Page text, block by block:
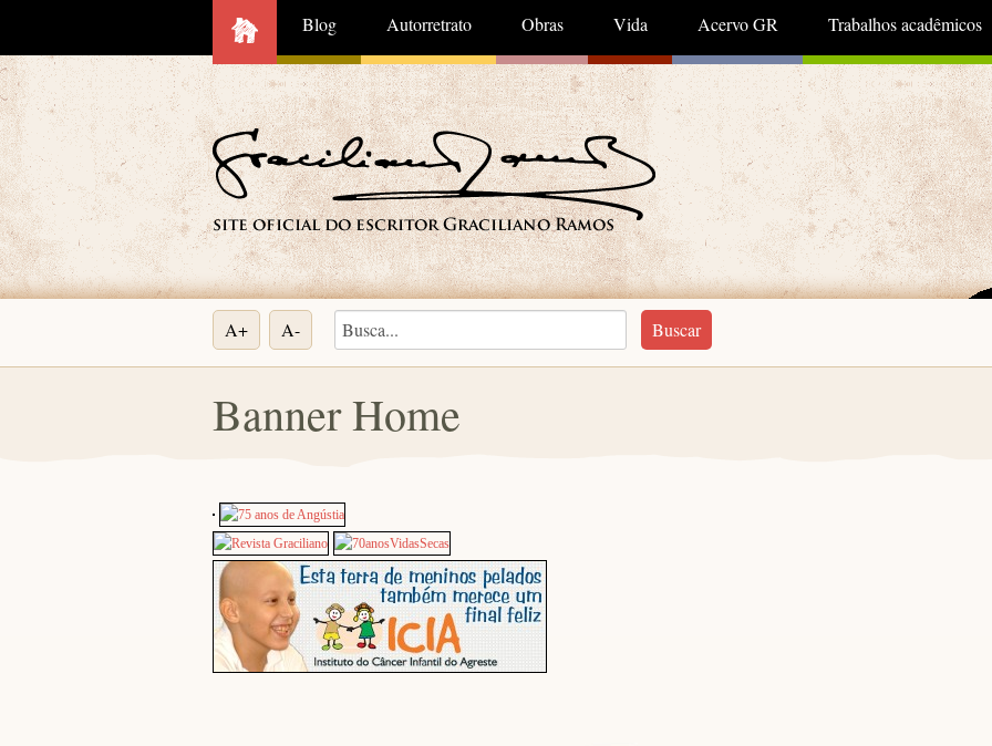
Blog Autorretrato Obras Vida Acervo GR Trabalhos acadêmicos
A+ A-
Banner Home